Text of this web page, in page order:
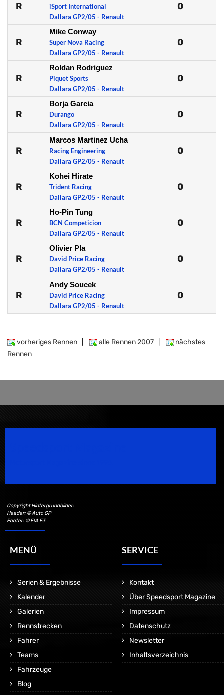
R
iSport International
Dallara GP2/05 - Renault
0
R
Mike Conway
Super Nova Racing
Dallara GP2/05 - Renault
0
R
Roldan Rodriguez
Piquet Sports
Dallara GP2/05 - Renault
0
R
Borja Garcia
Durango
Dallara GP2/05 - Renault
0
R
Marcos Martinez Ucha
Racing Engineering
Dallara GP2/05 - Renault
0
R
Kohei Hirate
Trident Racing
Dallara GP2/05 - Renault
0
R
Ho-Pin Tung
BCN Competicion
Dallara GP2/05 - Renault
0
R
Olivier Pla
David Price Racing
Dallara GP2/05 - Renault
0
R
Andy Soucek
David Price Racing
Dallara GP2/05 - Renault
0
vorheriges Rennen alle Rennen 2007
nächstes
Rennen
Copyright Hintergrundbilder:
Header: © Auto GP
Footer: © FIA F3
MENÜ
Serien & Ergebnisse
Kalender
Galerien
Rennstrecken
Fahrer
Teams
Fahrzeuge
Blog
SERVICE
Kontakt
Über Speedsport Magazine
Impressum
Datenschutz
Newsletter
Inhaltsverzeichnis